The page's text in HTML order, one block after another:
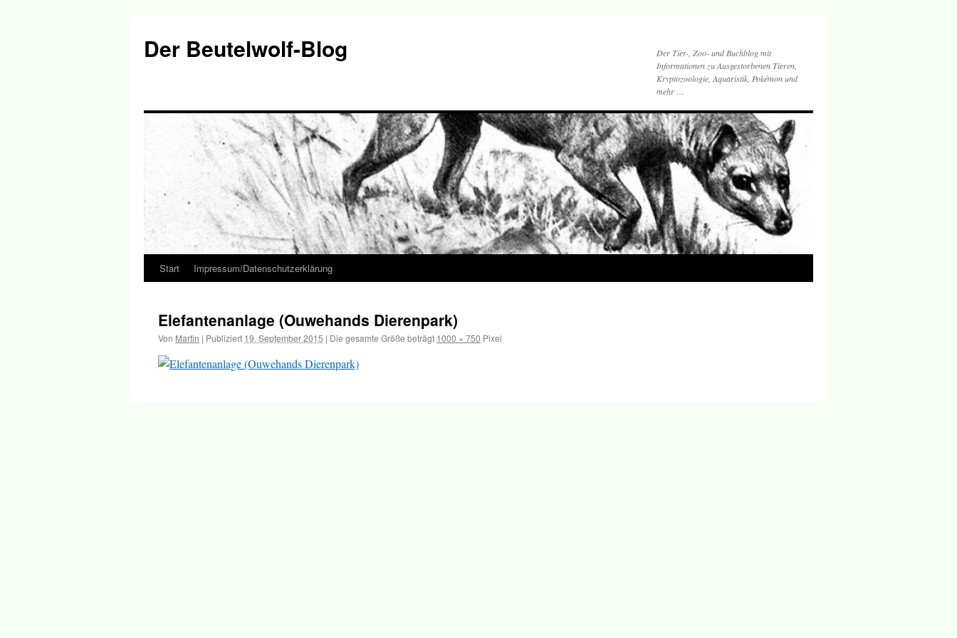
Der Beutelwolf-Blog
Der Tier-, Zoo- und Buchblog mit
Informationen zu Ausgestorbenen Tieren,
Kryptozoologie, Aquaristik, Pokémon und
mehr …
Springe
Inhalt
Start Impressum/Datenschutzerklärung
Elefantenanlage (Ouwehands Dierenpark)
Von Martin | Publiziert 19. September 2015 | Die gesamte Größe beträgt 1000 × 750 Pixel